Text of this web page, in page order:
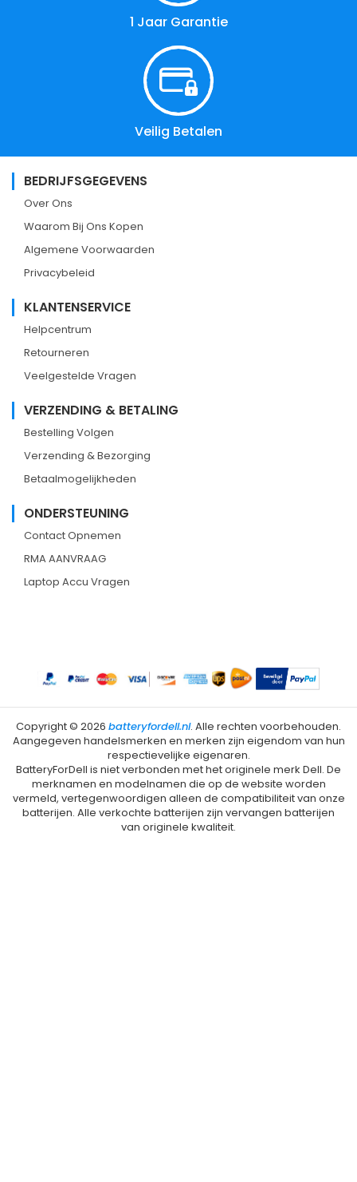
1 Jaar Garantie
Veilig Betalen
BEDRIJFSGEGEVENS
Over Ons
Waarom Bij Ons Kopen
Algemene Voorwaarden
Privacybeleid
KLANTENSERVICE
Helpcentrum
Retourneren
Veelgestelde Vragen
VERZENDING & BETALING
Bestelling Volgen
Verzending & Bezorging
Betaalmogelijkheden
ONDERSTEUNING
Contact Opnemen
RMA AANVRAAG
Laptop Accu Vragen
Copyright © 2026 batteryfordell.nl. Alle rechten voorbehouden.
Aangegeven handelsmerken en merken zijn eigendom van hun
respectievelijke eigenaren.
BatteryForDell is niet verbonden met het originele merk Dell. De
merknamen en modelnamen die op de website worden
vermeld, vertegenwoordigen alleen de compatibiliteit van onze
batterijen. Alle verkochte batterijen zijn vervangen batterijen
van originele kwaliteit.